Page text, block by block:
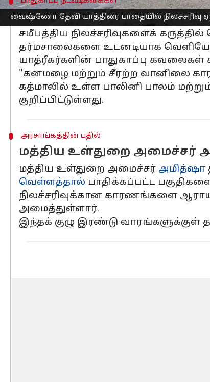
வைஷ்ணோ தேவி யாத்திரை பாதையில் நிலச்சரிவு
ஹோட்டல்கள், தர்மசாலைகளை
சமீபத்திய நிலச்சரிவுகளைக்
தர்மசாலைகளை உடனடியாக
யாத்ரீகர்களின் பாதுகாப்பு கவலைகள்
"கனமழை மற்றும் சீரற்ற வானிலை
கத்மாலில் உள்ள பாலினி பாலம்
குறிப்பிட்டுள்ளது.
அரசாங்கத்தின் பதில்
மத்திய உள்துறை அமைச்சர்
மத்திய உள்துறை அமைச்சர் அமித்ஷா
வெள்ளத்தால் பாதிக்கப்பட்ட
நிலச்சரிவுக்கான காரணங்களை
அமைத்துள்ளார்.
இந்தக் குழு இரண்டு வாரங்களுக்குள்